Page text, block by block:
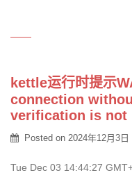
kettle运行时提示
connection
verification is not
Posted on 2024年12月3日
Tue Dec 03 14:44:27